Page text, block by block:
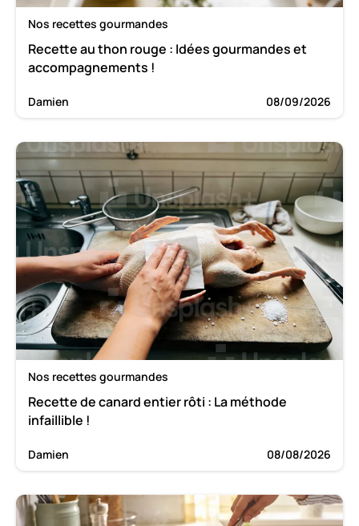
Nos recettes gourmandes
Recette au thon rouge : Idées gourmandes et
accompagnements !
Damien 08/09/2026
Nos recettes gourmandes
Recette de canard entier rôti : La méthode
infaillible !
Damien 08/08/2026